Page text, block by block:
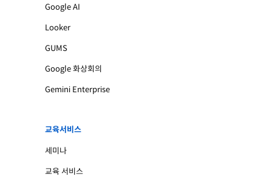
Google AI
Looker
GUMS
Google 화상회의
Gemini Enterprise
교육서비스
세미나
교육 서비스